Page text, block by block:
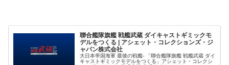
聯合艦隊旗艦 戦艦武蔵 ダイキャストギミックモ
デルをつくる | アシェット・コレクションズ・ジ
ャパン株式会社
大日本帝国海軍 最後の戦艦- 「聯合艦隊旗艦 戦艦武蔵 ダイ
キャストギミックモデルをつくる」アシェット・コレクシ